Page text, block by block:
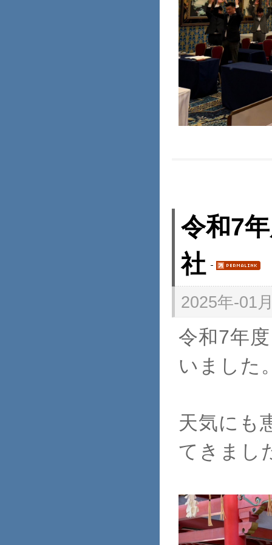
令和7
社
2025年-01
令和7年
いました
天気にも
てきまし